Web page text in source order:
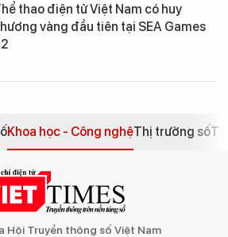
thao điện tử Việt Nam có huy
vàng đầu tiên tại SEA Games
Khoa học - Công nghệThị trường số
Hội Truyền thông số Việt Nam